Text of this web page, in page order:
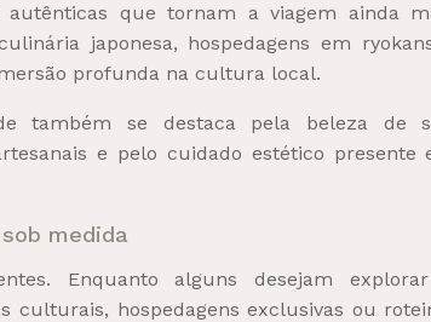
autênticas que tornam a viagem ainda
japonesa, hospedagens em
profunda na cultura local.
também se destaca pela beleza de
e pelo cuidado estético presente
medida
Enquanto alguns desejam
culturais, hospedagens exclusivas ou